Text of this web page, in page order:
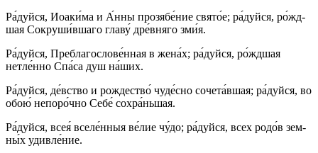
Ра́­дуй­ся, Иоаки́ма и А́нны прозябе́ние свято́е; ра́­дуй­ся, ро́жд­
шая Сокруши́вшаго гла­ву́ дре́в­ня­го зми́я.
Ра́­дуй­ся, Преблагослове́нная в же­на́х; ра́­дуй­ся, ро́жд­шая
нетле́нно Спа́­са душ на́­ших.
Ра́­дуй­ся, де́вство и рождество́ чу­де́с­но сочета́вшая; ра́­дуй­ся, во
обою́ непоро́чно Се­бе́ сохра́ньшая.
Ра́­дуй­ся, всея́ вселе́нныя ве́­лие чу́­до; ра́­дуй­ся, всех ро­до́в зем­
ны́х удив­ле́­ние.